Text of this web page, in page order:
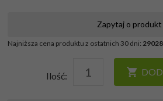
Zapytaj o produkt
Najniższa cena produktu z ostatnich 30 dni:
Ilość: